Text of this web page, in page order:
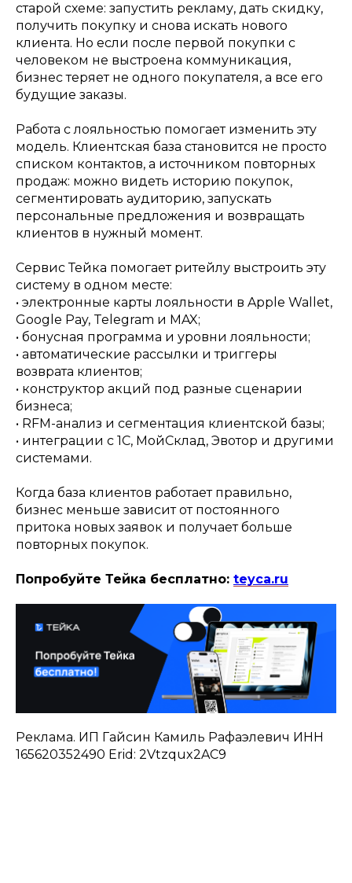
старой схеме: запустить рекламу, дать скидку,
получить покупку и снова искать нового
клиента. Но если после первой покупки с
человеком не выстроена коммуникация,
бизнес теряет не одного покупателя, а все его
будущие заказы.
Работа с лояльностью помогает изменить эту
модель. Клиентская база становится не просто
списком контактов, а источником повторных
продаж: можно видеть историю покупок,
сегментировать аудиторию, запускать
персональные предложения и возвращать
клиентов в нужный момент.
Сервис Тейка помогает ритейлу выстроить эту
систему в одном месте:
• электронные карты лояльности в Apple Wallet,
Google Pay, Telegram и MAX;
• бонусная программа и уровни лояльности;
• автоматические рассылки и триггеры
возврата клиентов;
• конструктор акций под разные сценарии
бизнеса;
• RFM-анализ и сегментация клиентской базы;
• интеграции с 1С, МойСклад, Эвотор и другими
системами.
Когда база клиентов работает правильно,
бизнес меньше зависит от постоянного
притока новых заявок и получает больше
повторных покупок.
Попробуйте Тейка бесплатно: teyca.ru
Реклама. ИП Гайсин Камиль Рафаэлевич ИНН
165620352490 Erid: 2Vtzqux2AC9